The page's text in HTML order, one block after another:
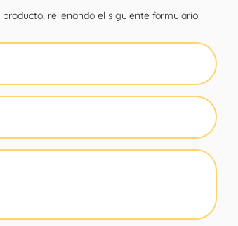
rellenando el siguiente formulario: